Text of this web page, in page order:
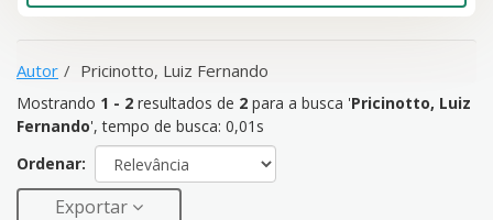
Autor Pricinotto, Luiz Fernando
Mostrando 1 - 2 resultados de 2 para a busca 'Pricinotto, Luiz
Fernando', tempo de busca: 0,01s
Ordenar:
Exportar